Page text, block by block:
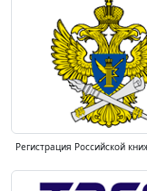
Регистрация Российской